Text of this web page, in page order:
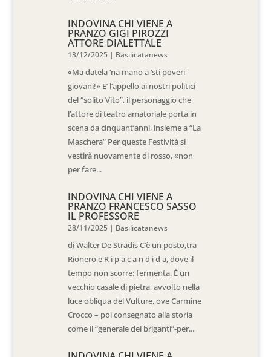
INDOVINA CHI VIENE A
PRANZO GIGI PIROZZI
ATTORE DIALETTALE
13/12/2025 | Basilicatanews
«Ma datela ‘na mano a ‘sti poveri
giovani!» E’ l’appello ai nostri politici
del “solito Vito”, il personaggio che
l’attore di teatro amatoriale porta in
scena da cinquant’anni, insieme a “La
Maschera” Per queste Festività si
vestirà nuovamente di rosso, «non
per fare...
INDOVINA CHI VIENE A
PRANZO FRANCESCO SASSO
IL PROFESSORE
28/11/2025 | Basilicatanews
di Walter De Stradis C’è un posto,tra
Rionero e R i p a c a n d i d a, dove il
tempo non scorre: fermenta. È un
vecchio casale di pietra, avvolto nella
luce obliqua del Vulture, ove Carmine
Crocco – poi consegnato alla storia
come il “generale dei briganti”-per...